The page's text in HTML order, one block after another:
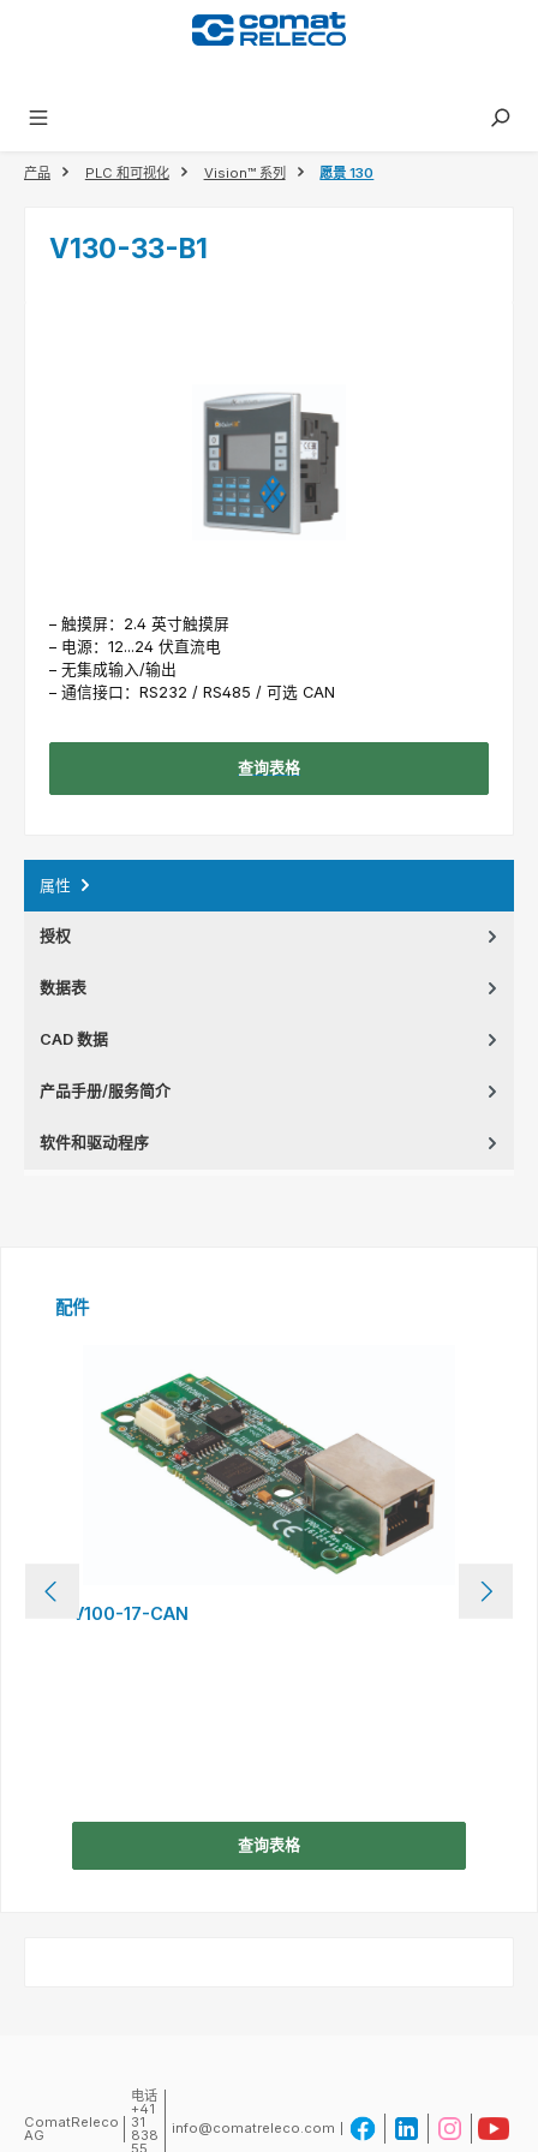
产品 PLC 和可视化 Vision™ 系列 愿景 130
V130-33-B1
– 触摸屏：2.4 英寸触摸屏
– 电源：12...24 伏直流电
– 无集成输入/输出
– 通信接口：RS232 / RS485 / 可选 CAN
查询表格
属性
授权
数据表
CAD 数据
产品手册/服务简介
软件和驱动程序
Skip product gallery
配件
V100-17-CAN
查询表格
ComatReleco
AG
电话
+41
31
838
55
info@comatreleco.com